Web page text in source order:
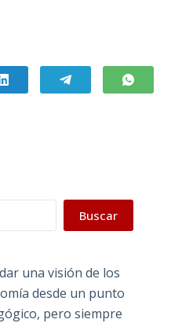
Buscar
una visión de los
desde un punto
pero siempre